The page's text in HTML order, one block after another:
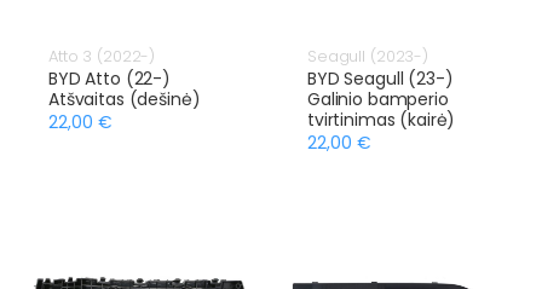
Atto 3 (2022-)
BYD Atto (22-)
Atšvaitas (dešinė)
22,00 €
Seagull (2023-)
BYD Seagull (23-)
Galinio bamperio
tvirtinimas (kairė)
22,00 €